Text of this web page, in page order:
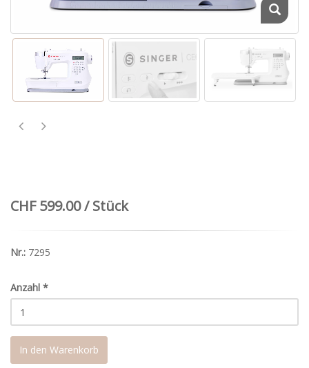
CHF 599.00 / Stück
Nr.: 7295
Anzahl *
In den Warenkorb